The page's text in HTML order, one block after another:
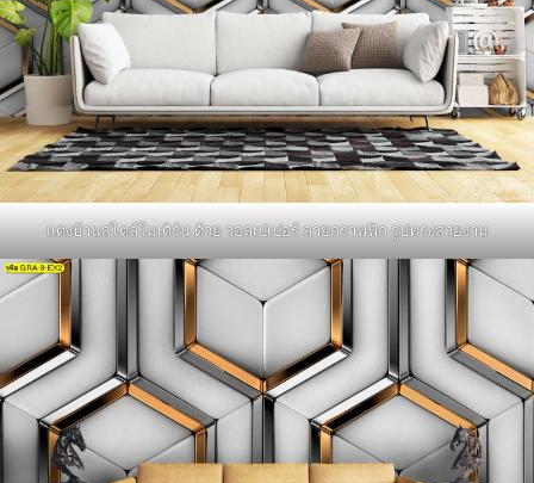
แต่งบ้านสไตล์โมเดิร์น ด้วย วอลเปเปอร์ ลายกราฟฟิก รูปทรงสวยงาม